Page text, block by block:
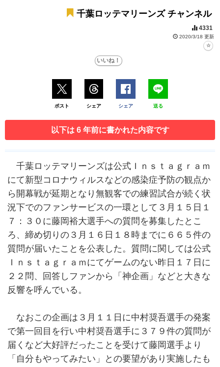
千葉ロッテマリーンズ チャンネル
4331
2020/3/18 更新
ポスト シェア シェア 送る
以下は 6 年前に書かれた内容です
千葉ロッテマリーンズは公式Ｉｎｓｔａｇｒａｍ
にて新型コロナウィルスなどの感染症予防の観点か
ら開幕戦が延期となり無観客での練習試合が続く状
況下でのファンサービスの一環として３月１５日１
７：３０に藤岡裕大選手への質問を募集したとこ
ろ、締め切りの３月１６日１８時までに６６５件の
質問が届いたことを公表した。質問に関しては公式
Ｉｎｓｔａｇｒａｍにてゲームのない昨日１７日に
２２問、回答しファンから「神企画」などと大きな
反響を呼んでいる。
なおこの企画は３月１１日に中村奨吾選手の発案
で第一回目を行い中村奨吾選手に３７９件の質問が
届くなど大好評だったことを受けて藤岡選手より
「自分もやってみたい」との要望があり実施したも